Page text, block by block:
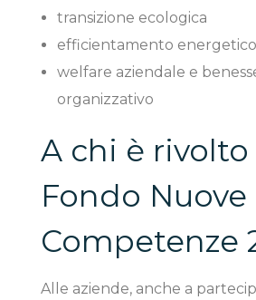
transizione ecologica
efficientamento energetico
welfare aziendale e
organizzativo
A chi è rivolto
Fondo Nuove
Competenze
Alle aziende, anche a